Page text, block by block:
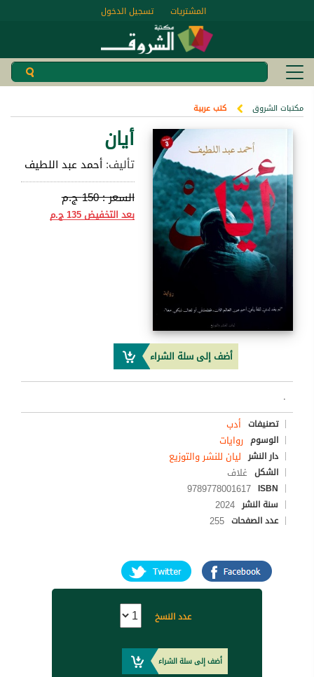
تسجيل الدخول المشتريات
مكتبات الشروق كتب عربية
أيان
تأليف:أحمد عبد اللطيف
السعر :150 ج.م
بعد التخفيض135 ج.م
أضف إلى سلة الشراء
.
تصنيفات أدب
الوسوم روايات
دار النشر ليان للنشر والتوزيع
الشكل غلاف
ISBN
9789778001617
سنة النشر 2024
عدد الصفحات 255
عدد النسخ
أضف إلى سلة الشراء